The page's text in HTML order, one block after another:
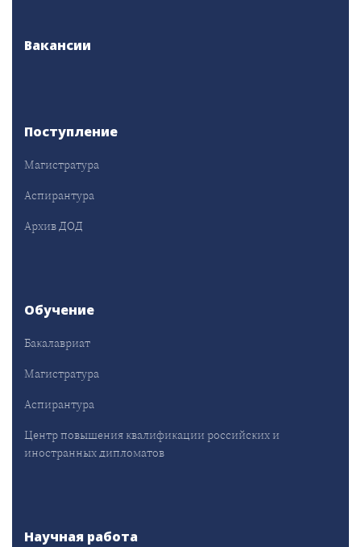
Вакансии
Поступление
Магистратура
Аспирантура
Архив ДОД
Обучение
Бакалавриат
Магистратура
Аспирантура
Центр повышения квалификации российских и
иностранных дипломатов
Научная работа